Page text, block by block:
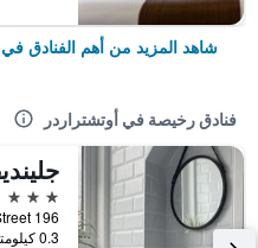
شاهد المزيد من أهم الفنادق في
فنادق رخيصة في أوتشتراردر
3 نجوم
0.3 كيلومتر عن وسط المدينة